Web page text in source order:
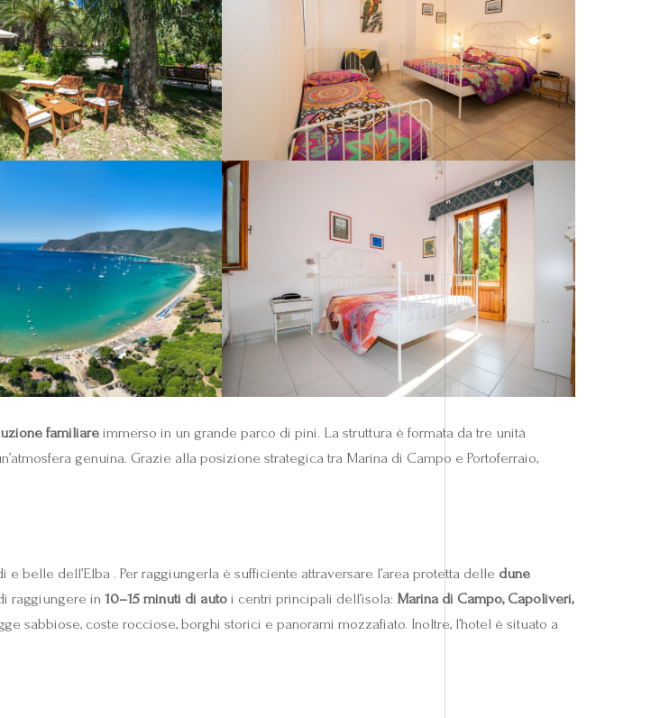
familiare immerso in un grande parco di pini. La struttura è formata da tre unità
genuina. Grazie alla posizione strategica tra Marina di Campo e Portoferraio,
e belle dell’Elba . Per raggiungerla è sufficiente attraversare l’area protetta delle dune
raggiungere in 10–15 minuti di auto i centri principali dell’isola: Marina di Campo, Capoliveri,
sabbiose, coste rocciose, borghi storici e panorami mozzafiato. Inoltre, l’hotel è situato a